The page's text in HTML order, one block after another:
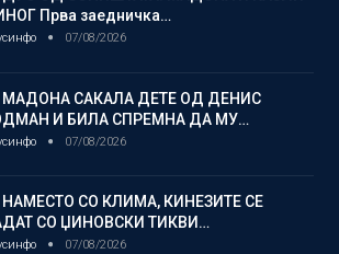
Прва заедничка…
07/08/2026
МАДОНА САКАЛА ДЕТЕ ОД ДЕНИС
И БИЛА СПРЕМНА ДА МУ…
07/08/2026
НАМЕСТО СО КЛИМА, КИНЕЗИТЕ СЕ
СО ЏИНОВСКИ ТИКВИ…
07/08/2026